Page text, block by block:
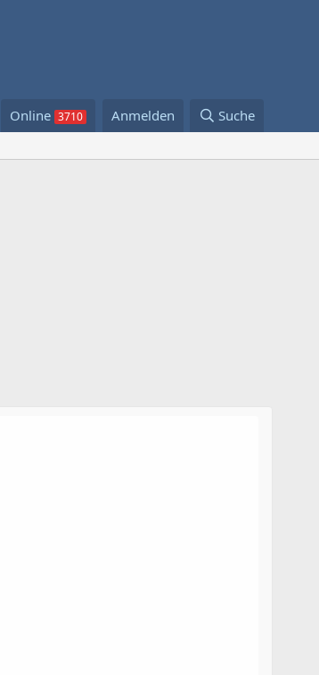
Online Anmelden Suche